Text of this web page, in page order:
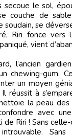
secoue le sol,
couche de
se
Riri fonce vers
vient
l’ancien
chewing-gum.
un moyen
réussit à
la peau des
avec
Riri ! Sans
Sans